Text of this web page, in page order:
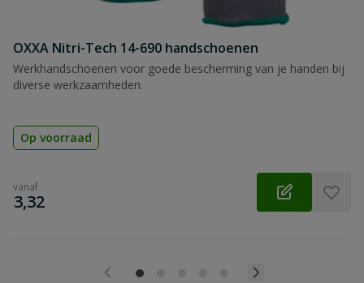
OXXA Nitri-Tech 14-690 handschoenen
Werkhandschoenen voor goede bescherming van je handen bij
diverse werkzaamheden.
Op voorraad
vanaf
€
3,32